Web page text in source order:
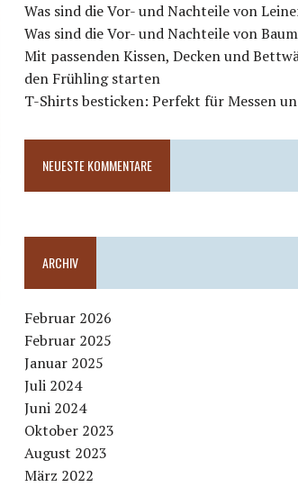
Was sind die Vor- und Nachteile von
Was sind die Vor- und Nachteile von
Mit passenden Kissen, Decken und
den Frühling starten
T-Shirts besticken: Perfekt für Messen
NEUESTE KOMMENTARE
ARCHIV
Februar 2026
Februar 2025
Januar 2025
Juli 2024
Juni 2024
Oktober 2023
August 2023
März 2022